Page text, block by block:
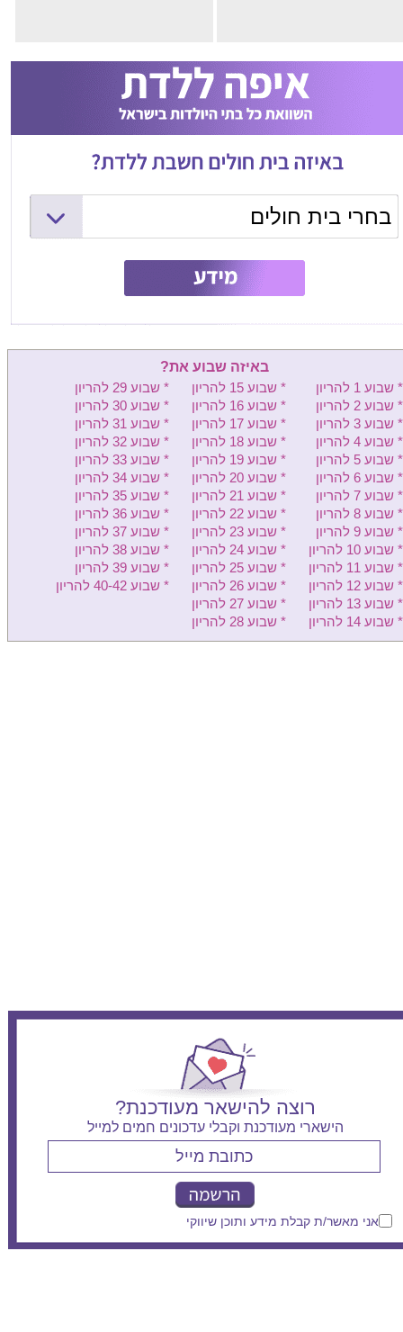
בחרי בית חולים
המרכז הרפואי שמיר (אסף הרופא)
ליס (איכילוב) - יולדות
בילינסון - יולדות
העמק - יולדות
שיבא - יולדות
מעייני הישועה - יולדות
קפלן - יולדות
מאיר - יולדות
הלל יפה - יולדות
לניאדו - יולדות
רמב"ם יולדות
באיזה שבוע את?
* שבוע 1 להריון
* שבוע 2 להריון
* שבוע 3 להריון
* שבוע 4 להריון
* שבוע 5 להריון
* שבוע 6 להריון
* שבוע 7 להריון
* שבוע 8 להריון
* שבוע 9 להריון
* שבוע 10 להריון
* שבוע 11 להריון
* שבוע 12 להריון
* שבוע 13 להריון
* שבוע 14 להריון
* שבוע 15 להריון
* שבוע 16 להריון
* שבוע 17 להריון
* שבוע 18 להריון
* שבוע 19 להריון
* שבוע 20 להריון
* שבוע 21 להריון
* שבוע 22 להריון
* שבוע 23 להריון
* שבוע 24 להריון
* שבוע 25 להריון
* שבוע 26 להריון
* שבוע 27 להריון
* שבוע 28 להריון
* שבוע 29 להריון
* שבוע 30 להריון
* שבוע 31 להריון
* שבוע 32 להריון
* שבוע 33 להריון
* שבוע 34 להריון
* שבוע 35 להריון
* שבוע 36 להריון
* שבוע 37 להריון
* שבוע 38 להריון
* שבוע 39 להריון
* שבוע 40-42 להריון
רוצה להישאר מעודכנת?
הישארי מעודכנת וקבלי עדכונים חמים למייל
אני מאשר/ת קבלת מידע ותוכן שיווקי